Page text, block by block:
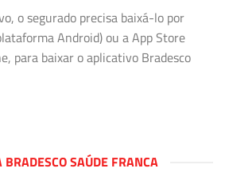
o segurado precisa baixá-lo por
Android) ou a App Store
para baixar o aplicativo Bradesco
BRADESCO SAÚDE FRANCA